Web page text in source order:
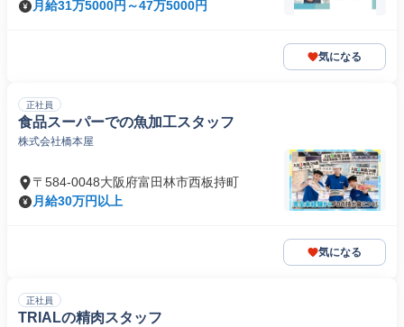
月給31万5000円～47万5000円
気になる
正社員
食品スーパーでの魚加工スタッフ
株式会社橋本屋
〒584-0048大阪府富田林市西板持町
月給30万円以上
気になる
正社員
TRIALの精肉スタッフ